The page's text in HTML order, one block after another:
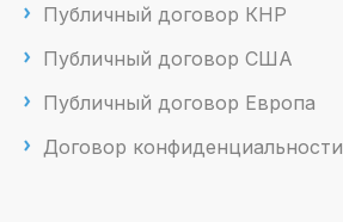
Публичный договор КНР
Публичный договор США
Публичный договор Европа
Договор конфиденциальности